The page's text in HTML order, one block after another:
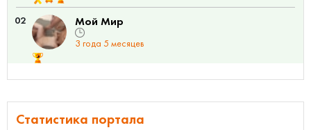
02 Мой Мир
3 года 5 месяцев
Статистика портала